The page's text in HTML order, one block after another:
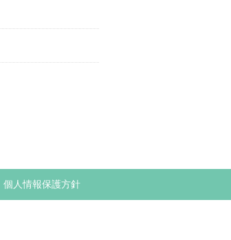
個人情報保護方針